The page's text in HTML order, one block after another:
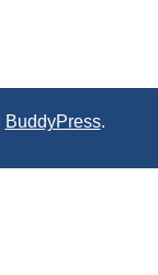
BuddyPress.